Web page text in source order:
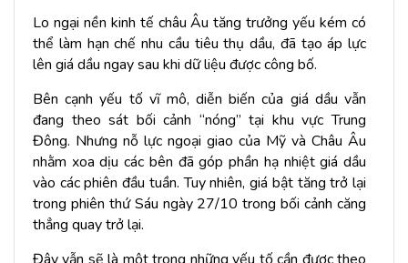
Lo ngại nền kinh tế châu Âu tăng trưởng yếu kém có
thể làm hạn chế nhu cầu tiêu thụ dầu, đã tạo áp lực
lên giá dầu ngay sau khi dữ liệu được công bố.
Bên cạnh yếu tố vĩ mô, diễn biến của giá dầu vẫn
đang theo sát bối cảnh “nóng” tại khu vực Trung
Đông. Nhưng nỗ lực ngoại giao của Mỹ và Châu Âu
nhằm xoa dịu các bên đã góp phần hạ nhiệt giá dầu
vào các phiên đầu tuần. Tuy nhiên, giá bật tăng trở lại
trong phiên thứ Sáu ngày 27/10 trong bối cảnh căng
thẳng quay trở lại.